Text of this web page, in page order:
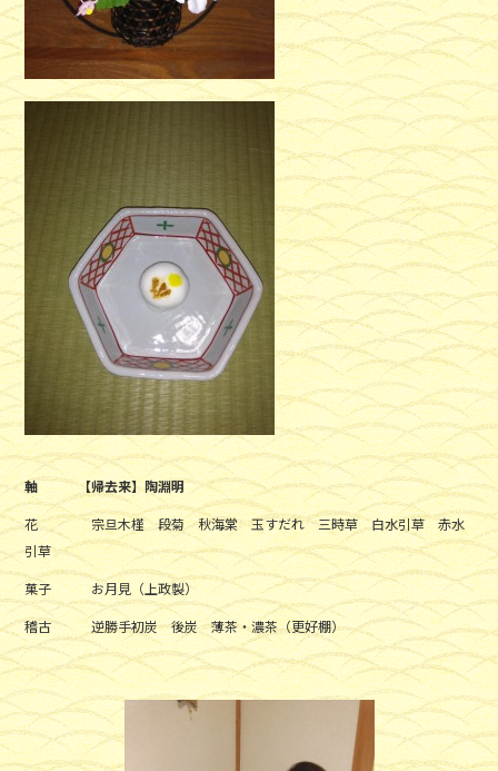
軸 【帰去来】陶淵明
花 宗旦木槿 段菊 秋海棠 玉すだれ 三時草 白水引草 赤水
引草
菓子 お月見（上政製）
稽古 逆勝手初炭 後炭 薄茶・濃茶（更好棚）